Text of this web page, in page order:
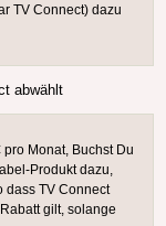
TV Connect) dazu
abwählt
Monat, Buchst Du
Produkt dazu,
dass TV Connect
gilt, solange